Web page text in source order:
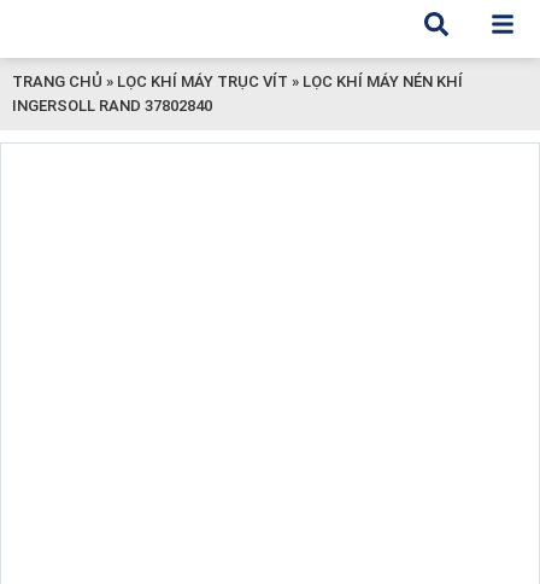
TRANG CHỦ » LỌC KHÍ MÁY TRỤC VÍT » LỌC KHÍ MÁY NÉN KHÍ
INGERSOLL RAND 37802840